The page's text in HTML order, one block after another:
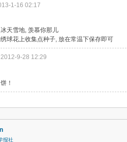
1-16 02:17
天雪地, 羡慕你那儿
球花上收集点种子, 放在常温下保存即可
2012-9-28 12:29
！
报社